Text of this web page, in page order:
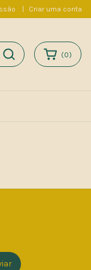
Criar uma conta
(0)